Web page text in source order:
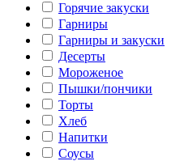
Горячие закуски
Гарниры
Гарниры и закуски
Десерты
Мороженое
Пышки/пончики
Торты
Хлеб
Напитки
Соусы